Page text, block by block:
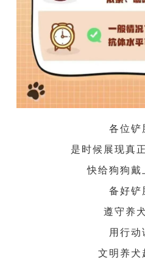
各位铲
是时候展现真
快给狗狗戴
备好铲
遵守养
用行动
文明养犬